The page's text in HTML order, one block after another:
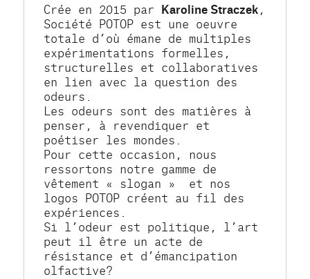
Crée en 2015 par Karoline Straczek,
Société POTOP est une oeuvre
totale d’où émane de multiples
expérimentations formelles,
structurelles et collaboratives
en lien avec la question des
odeurs.
Les odeurs sont des matières à
penser, à revendiquer et
poétiser les mondes.
Pour cette occasion, nous
ressortons notre gamme de
vêtement « slogan »  et nos
logos POTOP créent au fil des
expériences.
Si l’odeur est politique, l’art
peut il être un acte de
résistance et d’émancipation
olfactive?